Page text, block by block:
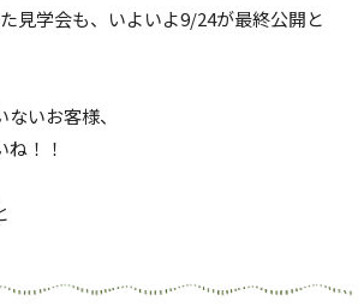
見学会も、いよいよ9/24が最終公開と
いお客様、
！！